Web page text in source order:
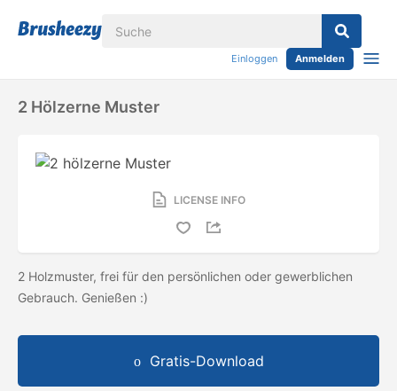
Einloggen Anmelden
2 Hölzerne Muster
LICENSE INFO
2 Holzmuster, frei für den persönlichen oder gewerblichen
Gebrauch. Genießen :)
Gratis-Download